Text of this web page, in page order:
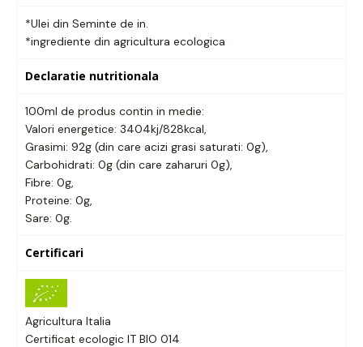
*Ulei din Seminte de in.
*ingrediente din agricultura ecologica
Declaratie nutritionala
100ml de produs contin in medie:
Valori energetice: 3404kj/828kcal,
Grasimi: 92g (din care acizi grasi saturati: 0g),
Carbohidrati: 0g (din care zaharuri 0g),
Fibre: 0g,
Proteine: 0g,
Sare: 0g.
Certificari
Agricultura Italia
Certificat ecologic IT BIO 014